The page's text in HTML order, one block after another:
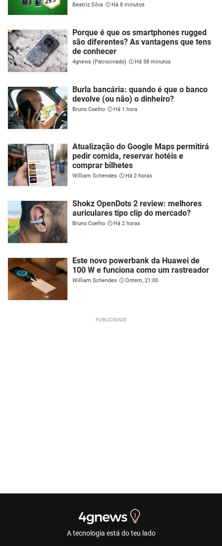
Beatriz Silva Há 8 minutos
Porque é que os smartphones rugged
são diferentes? As vantagens que tens
de conhecer
4gnews (Patrocinado) Há 38 minutos
Burla bancária: quando é que o banco
devolve (ou não) o dinheiro?
Bruno Coelho Há 1 hora
Atualização do Google Maps permitirá
pedir comida, reservar hotéis e
comprar bilhetes
William Schendes Há 2 horas
Shokz OpenDots 2 review: melhores
auriculares tipo clip do mercado?
Bruno Coelho Há 2 horas
Este novo powerbank da Huawei de
100 W e funciona como um rastreador
William Schendes Ontem, 21:00
A tecnologia está do teu lado